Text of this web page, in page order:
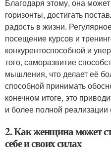
Благодаря этому, она
горизонты, достигать
радость в жизни.
посещение курсов и
конкурентоспособной и
того, саморазвитие
мышления, что делает её
способной принимать
конечном итоге, это
и более полной реализации
2. Как женщина может
себе и своих силах